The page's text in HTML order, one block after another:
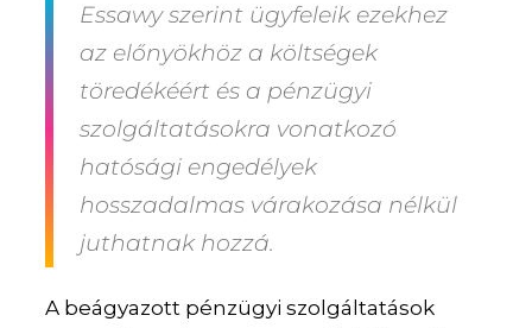
Essawy szerint ügyfeleik ezekhez
az előnyökhöz a költségek
töredékéért és a pénzügyi
szolgáltatásokra vonatkozó
hatósági engedélyek
hosszadalmas várakozása nélkül
juthatnak hozzá.
A beágyazott pénzügyi szolgáltatások